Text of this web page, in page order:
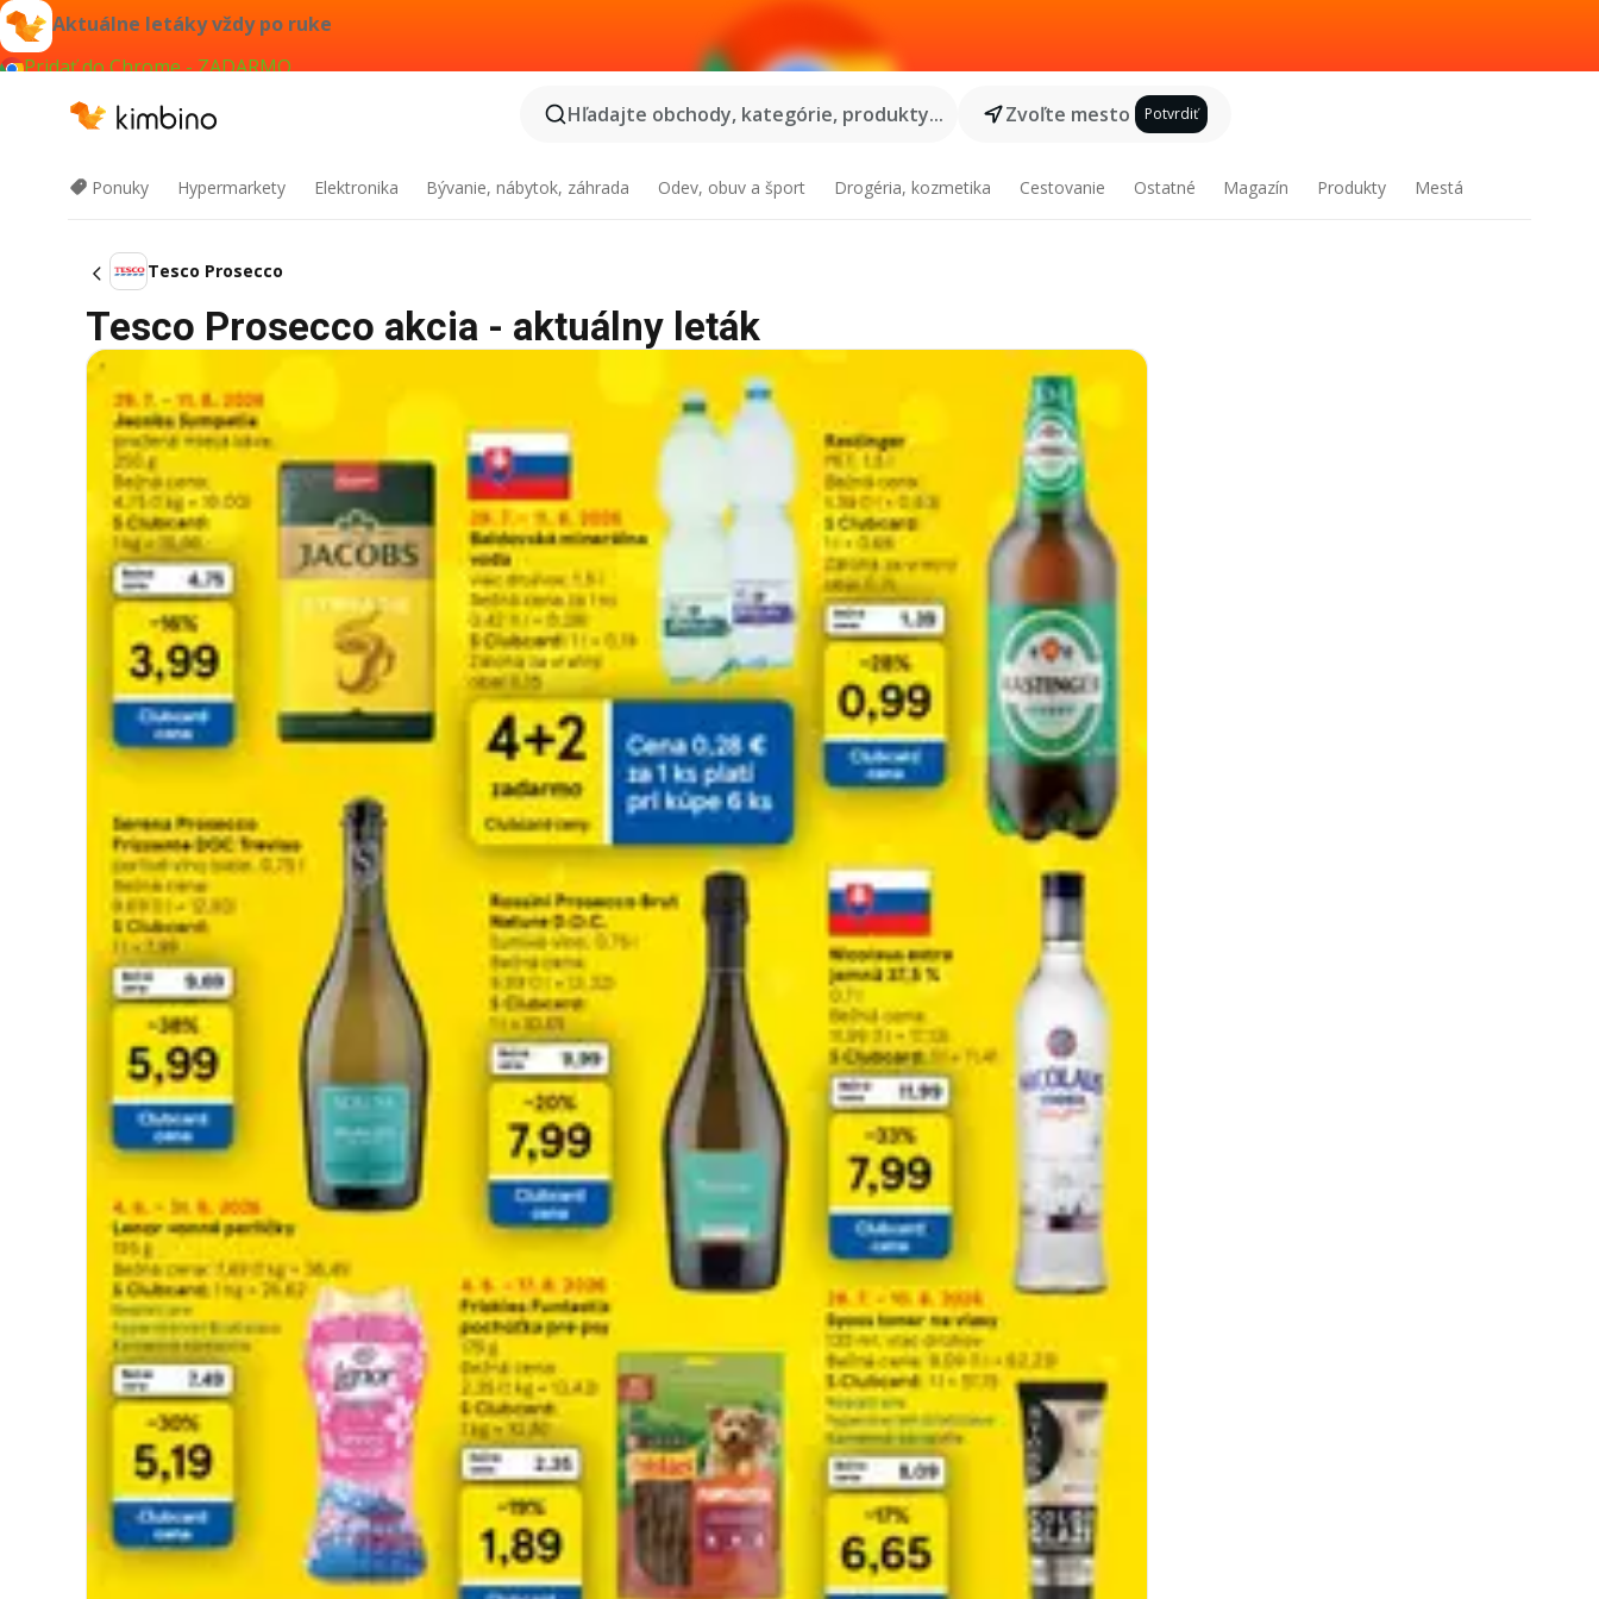
Aktuálne letáky vždy po ruke
Pridať do Chrome - ZADARMO
Hľadajte obchody, kategórie, produkty...
Zvoľte mesto Potvrdiť
Ponuky Hypermarkety Elektronika Bývanie, nábytok, záhrada Odev, obuv a šport Drogéria, kozmetika Cestovanie Ostatné Magazín Produkty Mestá
Tesco Prosecco
Tesco Prosecco akcia - aktuálny leták